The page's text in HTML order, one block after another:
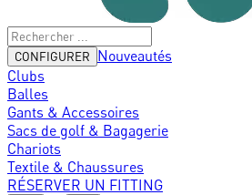
CONFIGURER
Nouveautés
Clubs
Balles
Gants & Accessoires
Sacs de golf & Bagagerie
Chariots
Textile & Chaussures
RÉSERVER UN FITTING